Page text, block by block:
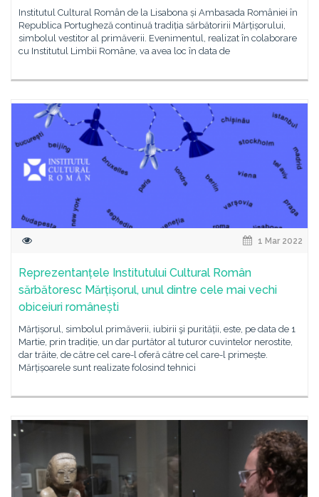
Institutul Cultural Român de la Lisabona și Ambasada României în
Republica Portugheză continuă tradiția sărbătoririi Mărțișorului,
simbolul vestitor al primăverii. Evenimentul, realizat în colaborare
cu Institutul Limbii Române, va avea loc în data de
1 Mar 2022
Reprezentanțele Institutului Cultural Român
sărbătoresc Mărțișorul, unul dintre cele mai vechi
obiceiuri românești
Mărțișorul, simbolul primăverii, iubirii şi purității, este, pe data de 1
Martie, prin tradiție, un dar purtător al tuturor cuvintelor nerostite,
dar trăite, de către cel care-l oferă către cel care-l primește.
Mărțișoarele sunt realizate folosind tehnici